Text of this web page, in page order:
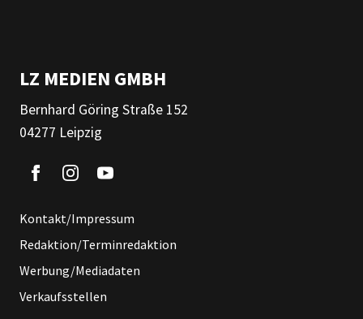
LZ MEDIEN GMBH
Bernhard Göring Straße 152
04277 Leipzig
Kontakt/Impressum
Redaktion/Terminredaktion
Werbung/Mediadaten
Verkaufsstellen